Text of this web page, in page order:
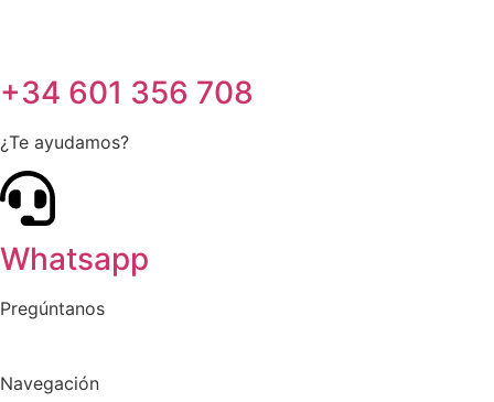
+34 601 356 708
¿Te ayudamos?
Whatsapp
Pregúntanos
Navegación